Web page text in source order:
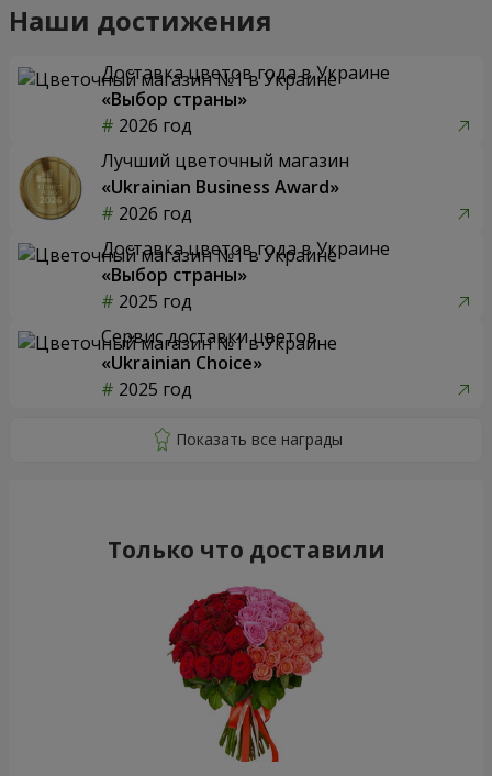
Наши достижения
Доставка цветов года в Украине
«Выбор страны»
2026 год
Лучший цветочный магазин
«Ukrainian Business Award»
2026 год
Доставка цветов года в Украине
«Выбор страны»
2025 год
Сервис доставки цветов
«Ukrainian Choice»
2025 год
Только что доставили